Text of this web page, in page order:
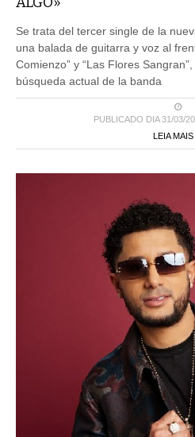
Se trata del tercer single de la
una balada de guitarra y voz al
Comienzo” y “Las Flores
búsqueda actual de la banda
PUBLICADO DIA 31/03/
LEIA MAIS